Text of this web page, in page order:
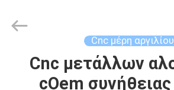
ΣΠΊΤΙ
Tuofa
Technology
Cnc μέρη αργιλίου
Cnc μετάλλων
cOem